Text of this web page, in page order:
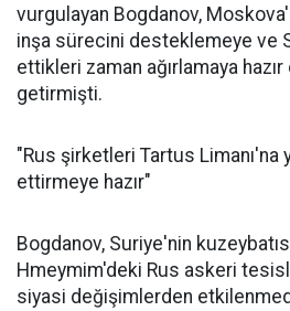
vurgulayan Bogdanov,
inşa sürecini desteklemeye ve
ettikleri zaman ağırlamaya
getirmişti.
"Rus şirketleri Tartus Limanı'na
ettirmeye hazır"
Bogdanov, Suriye'nin
Hmeymim'deki Rus askeri
siyasi değişimlerden